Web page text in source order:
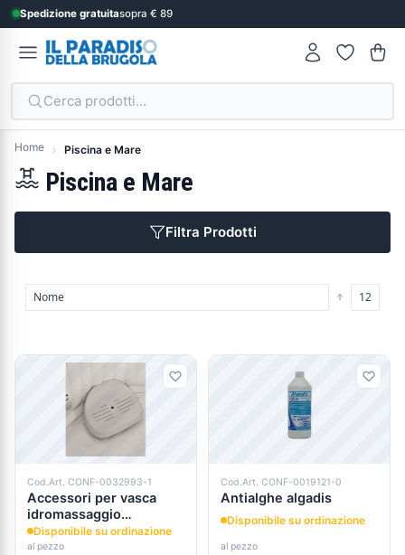
Spedizione gratuitasopra € 89
Cerca prodotti...
Home Piscina e Mare
Piscina e Mare
Filtra Prodotti
Prodotti
Cod.Art. CONF-0032993-1
Accessori per vasca
idromassaggio
gonfiabile tonda
Disponibile su ordinazione
al pezzo
Cod.Art. CONF-0019121-0
Antialghe algadis
Disponibile su ordinazione
al pezzo